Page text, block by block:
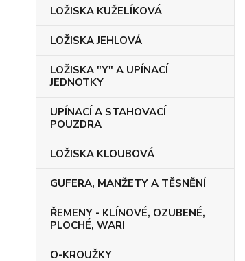
LOŽISKA KUŽELÍKOVÁ
LOŽISKA JEHLOVÁ
LOŽISKA "Y" A UPÍNACÍ
JEDNOTKY
UPÍNACÍ A STAHOVACÍ
POUZDRA
LOŽISKA KLOUBOVÁ
GUFERA, MANŽETY A TĚSNĚNÍ
ŘEMENY - KLÍNOVÉ, OZUBENÉ,
PLOCHÉ, WARI
O-KROUŽKY